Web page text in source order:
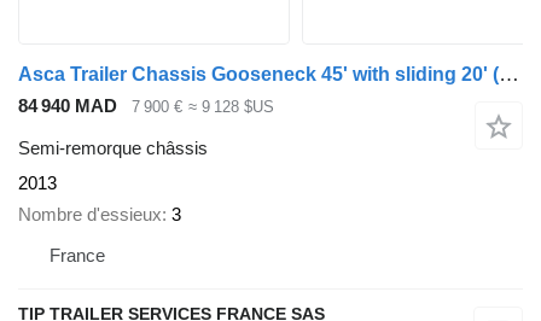
Asca Trailer Chassis Gooseneck 45' with sliding 20' (664714)
84 940 MAD
7 900 € ≈ 9 128 $US
Semi-remorque châssis
2013
Nombre d'essieux 3
France
TIP TRAILER SERVICES FRANCE SAS